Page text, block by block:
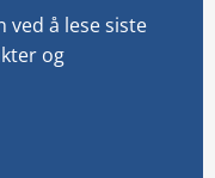
ved å lese siste
og